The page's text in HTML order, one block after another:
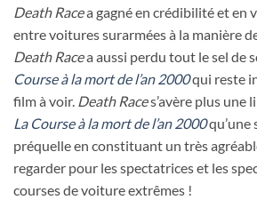
Death Racea gagné en crédibilité et en
entre voitures surarmées à la manière
Death Racea aussi perdu tout le sel de
Course à la mort de l’an 2000qui reste
film à voir. Death Races’avère plus une
La Course à la mort de l’an 2000qu’une
préquelle en constituant un très
regarder pour les spectatrices et les
courses de voiture extrêmes !